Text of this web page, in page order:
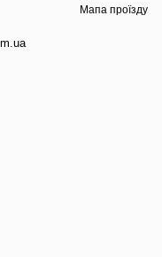
тримати охайний вигляд
яке “пушиться”
кінчики. За правильно
Мапа проїзду